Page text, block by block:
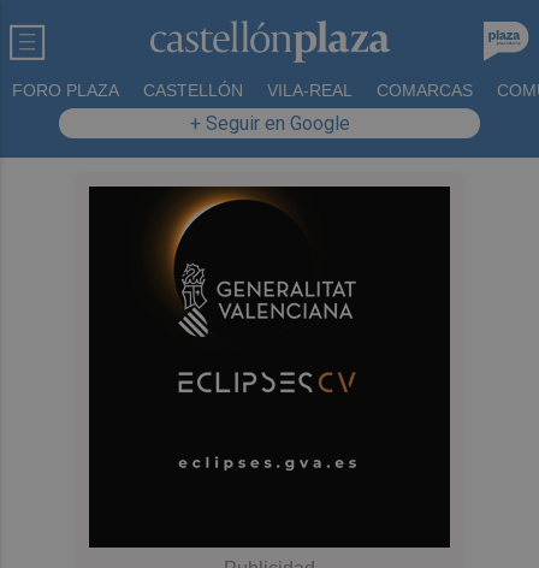
FORO PLAZA CASTELLÓN VILA-REAL COMARCAS
+ Seguir en Google